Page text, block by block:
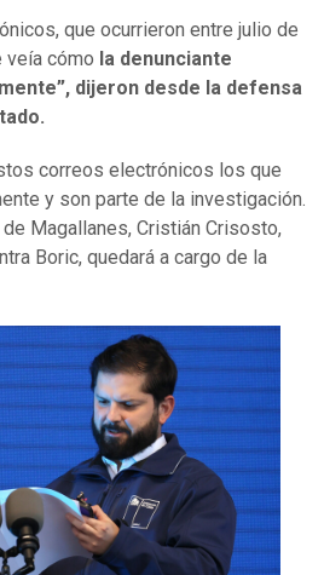
que ocurrieron entre julio de
veía cómo la denunciante
dijeron desde la defensa
correos electrónicos los que
y son parte de la investigación.
Magallanes, Cristián Crisosto,
Boric, quedará a cargo de la